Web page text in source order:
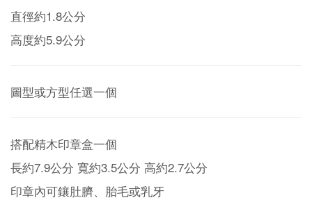
直徑約1.8公分
高度約5.9公分
圖型或方型任選一個
搭配精木印章盒一個
長約7.9公分 寬約3.5公分 高約2.7公分
印章內可鑲肚臍、胎毛或乳牙